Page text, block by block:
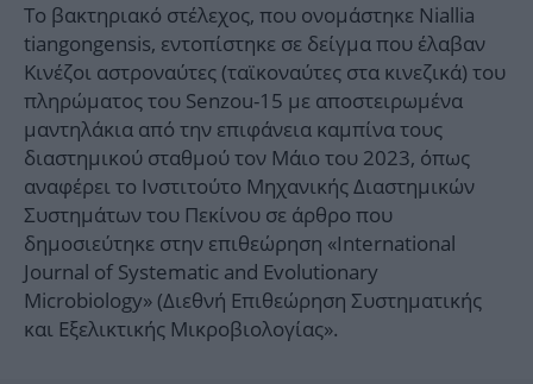
To βακτηριακό στέλεχος, που ονομάστηκε Niallia
tiangongensis, εντοπίστηκε σε δείγμα που έλαβαν
Κινέζοι αστροναύτες (ταϊκοναύτες στα κινεζικά) του
πληρώματος του Senzou-15 με αποστειρωμένα
μαντηλάκια από την επιφάνεια καμπίνα τους
διαστημικού σταθμού τον Μάιο του 2023, όπως
αναφέρει το Ινστιτούτο Μηχανικής Διαστημικών
Συστημάτων του Πεκίνου σε άρθρο που
δημοσιεύτηκε στην επιθεώρηση «International
Journal of Systematic and Evolutionary
Microbiology» (Διεθνή Επιθεώρηση Συστηματικής
και Εξελικτικής Μικροβιολογίας».